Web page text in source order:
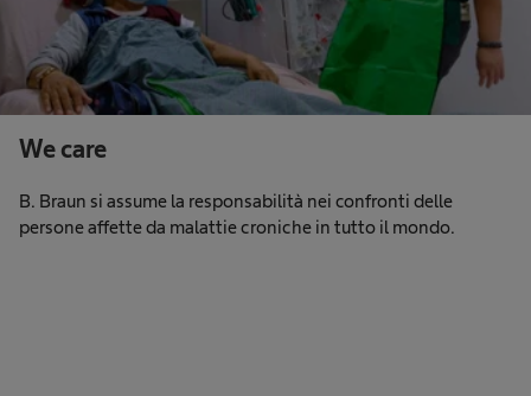
We care
B. Braun si assume la responsabilità nei confronti delle
persone affette da malattie croniche in tutto il mondo.